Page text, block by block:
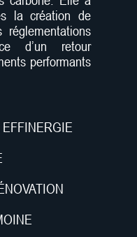
la création de
réglementations
d’un retour
performants